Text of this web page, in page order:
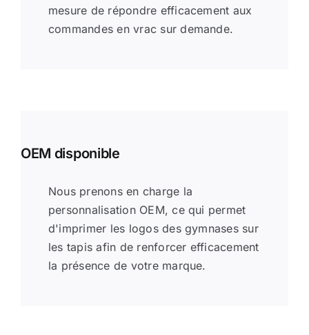
mesure de répondre efficacement aux
commandes en vrac sur demande.
OEM disponible
Nous prenons en charge la
personnalisation OEM, ce qui permet
d'imprimer les logos des gymnases sur
les tapis afin de renforcer efficacement
la présence de votre marque.